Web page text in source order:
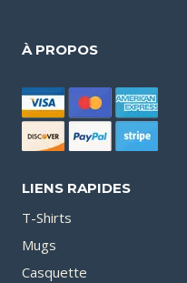
À PROPOS
LIENS RAPIDES
T-Shirts
Mugs
Casquette